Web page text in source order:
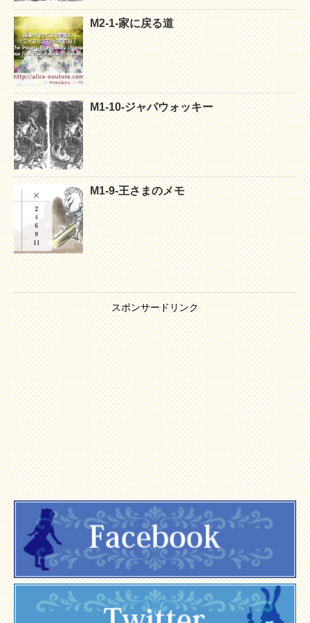
M2-1-家に戻る道
M1-10-ジャバウォッキー
M1-9-王さまのメモ
スポンサードリンク